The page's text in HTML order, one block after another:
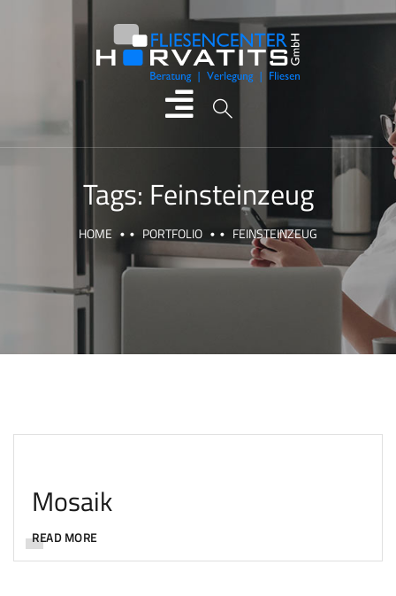
Tags: Feinsteinzeug
HOME PORTFOLIO FEINSTEINZEUG
Mosaik
READ MORE